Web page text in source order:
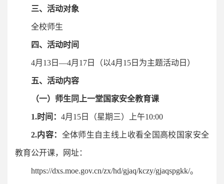
三、活动对象
全校师生
四、活动时间
4月13日—4月17日（以4月15日为主题活动日）
五、活动内容
（一）师生同上一堂国家安全教育课
1.时间： 4月15日（星期三）上午10:00
2.内容： 全体师生自主线上收看全国高校国家安全
教育公开课，网址：
https://dxs.moe.gov.cn/zx/hd/gjaq/kczy/gjaqspgkk/。